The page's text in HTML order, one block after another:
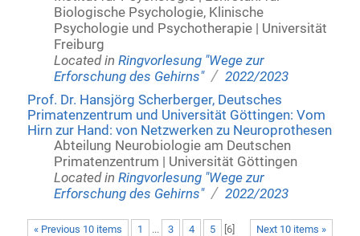
Biologische Psychologie, Klinische
Psychologie und Psychotherapie | Universität
Freiburg
Located inRingvorlesung "Wege zur
Erforschung des Gehirns" / 2022/2023
Prof. Dr. Hansjörg Scherberger, Deutsches
Primatenzentrum und Universität Göttingen: Vom
Hirn zur Hand: von Netzwerken zu Neuroprothesen
Abteilung Neurobiologie am Deutschen
Primatenzentrum | Universität Göttingen
Located inRingvorlesung "Wege zur
Erforschung des Gehirns" / 2022/2023
« Previous 10 items Next 10 items »
1 ... 3 4 5 6]